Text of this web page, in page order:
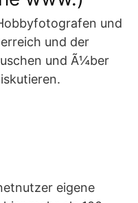
und
und der
und Ã¼ber
eigene